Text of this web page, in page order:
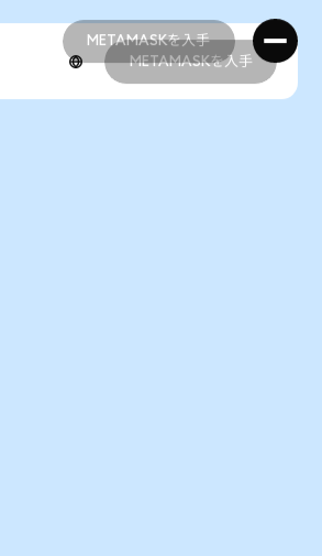
METAMASKを入手
METAMASKを入手
METAMASKを入手